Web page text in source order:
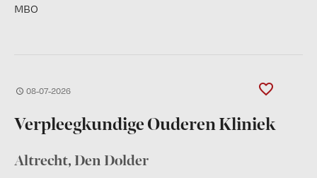
MBO
08-07-2026
Verpleegkundige Ouderen Kliniek
Altrecht, Den Dolder